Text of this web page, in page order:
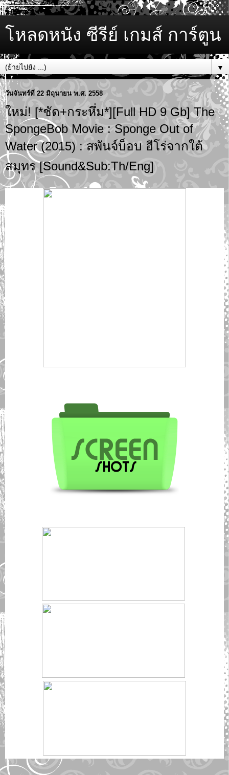
โหลดหนัง ซีรีย์ เกมส์ การ์ตูน
▼
วันจันทร์ที่ 22 มิถุนายน พ.ศ. 2558
ใหม่! [*ชัด+กระหึ่ม*][Full HD 9 Gb] The
SpongeBob Movie : Sponge Out of
Water (2015) : สพันจ์บ็อบ ฮีโร่จากใต้
สมุทร [Sound&Sub:Th/Eng]